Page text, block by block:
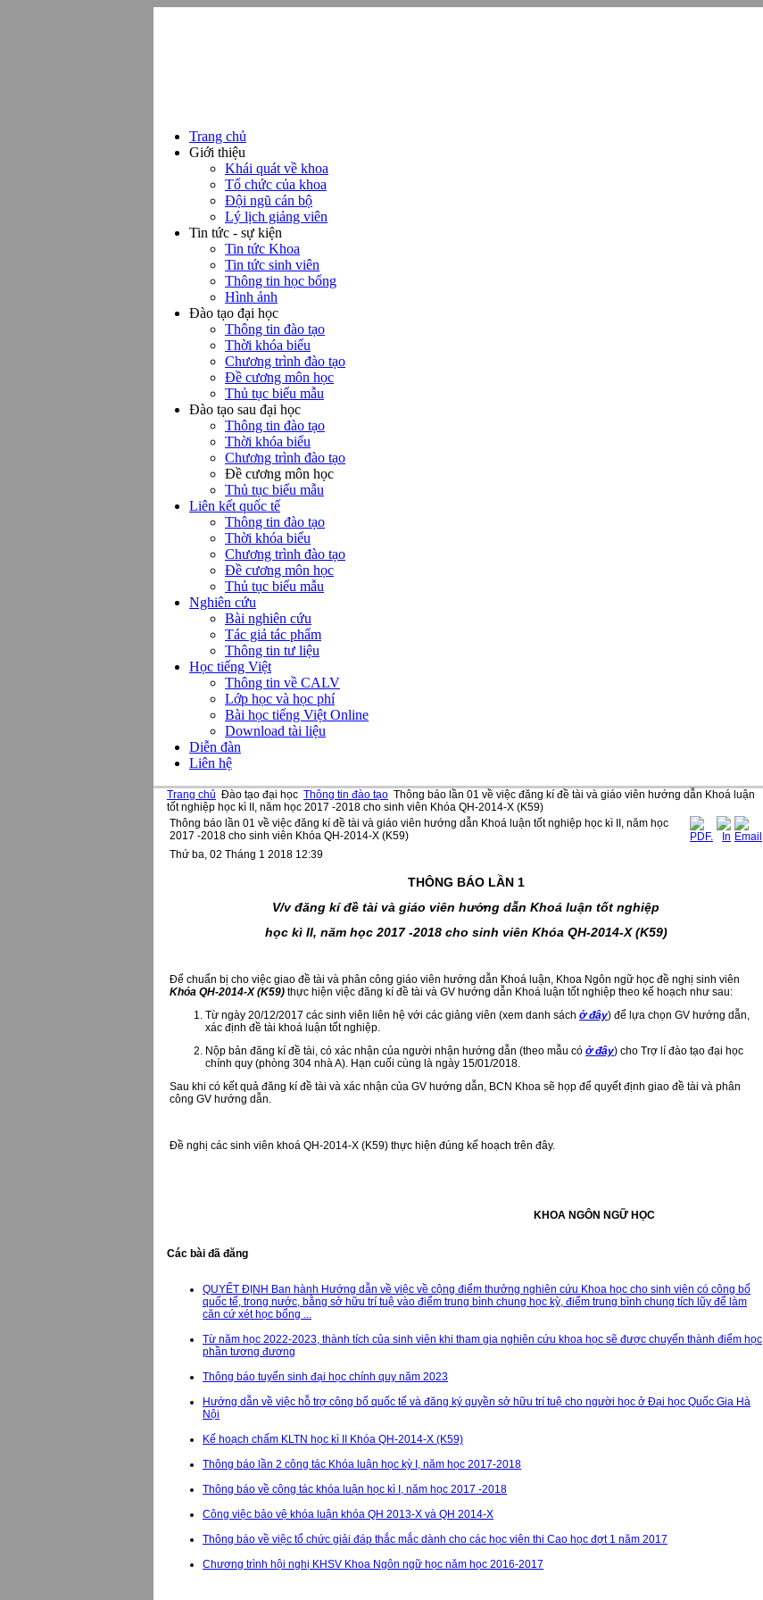
Trang chủ
Giới thiệu
Khái quát về khoa
Tổ chức của khoa
Đội ngũ cán bộ
Lý lịch giảng viên
Tin tức - sự kiện
Tin tức Khoa
Tin tức sinh viên
Thông tin học bổng
Hình ảnh
Đào tạo đại học
Thông tin đào tạo
Thời khóa biểu
Chương trình đào tạo
Đề cương môn học
Thủ tục biểu mẫu
Đào tạo sau đại học
Thông tin đào tạo
Thời khóa biểu
Chương trình đào tạo
Đề cương môn học
Thủ tục biểu mẫu
Liên kết quốc tế
Thông tin đào tạo
Thời khóa biểu
Chương trình đào tạo
Đề cương môn học
Thủ tục biểu mẫu
Nghiên cứu
Bài nghiên cứu
Tác giả tác phẩm
Thông tin tư liệu
Học tiếng Việt
Thông tin về CALV
Lớp học và học phí
Bài học tiếng Việt Online
Download tài liệu
Diễn đàn
Liên hệ
Trang chủ Đào tạo đại học Thông tin đào tạo Thông báo lần 01 về việc đăng kí đề tài và giáo viên hướng dẫn Khoá luận
tốt nghiệp học kì II, năm học 2017 -2018 cho sinh viên Khóa QH-2014-X (K59)
Thông báo lần 01 về việc đăng kí đề tài và giáo viên hướng dẫn Khoá luận tốt nghiệp học kì II, năm học
2017 -2018 cho sinh viên Khóa QH-2014-X (K59)
Thứ ba, 02 Tháng 1 2018 12:39
THÔNG BÁO LẦN 1
V/v đăng kí đề tài và giáo viên hướng dẫn Khoá luận tốt nghiệp
học kì II, năm học 2017 -2018 cho sinh viên Khóa QH-2014-X (K59)
Để chuẩn bị cho việc giao đề tài và phân công giáo viên hướng dẫn Khoá luận, Khoa Ngôn ngữ học đề nghị sinh viên
Khóa QH-2014-X (K59) thực hiện việc đăng kí đề tài và GV hướng dẫn Khoá luận tốt nghiệp theo kế hoạch như sau:
Từ ngày 20/12/2017 các sinh viên liên hệ với các giảng viên (xem danh sách ở đây) để lựa chọn GV hướng dẫn,
xác định đề tài khoá luận tốt nghiệp.
Nộp bản đăng kí đề tài, có xác nhận của người nhận hướng dẫn (theo mẫu có ở đây) cho Trợ lí đào tạo đại học
chính quy (phòng 304 nhà A). Hạn cuối cùng là ngày 15/01/2018.
Sau khi có kết quả đăng kí đề tài và xác nhận của GV hướng dẫn, BCN Khoa sẽ họp để quyết định giao đề tài và phân
công GV hướng dẫn.
Đề nghị các sinh viên khoá QH-2014-X (K59) thực hiện đúng kế hoạch trên đây.
KHOA NGÔN NGỮ HỌC
Các bài đã đăng
QUYẾT ĐỊNH Ban hành Hướng dẫn về việc về cộng điểm thưởng nghiên cứu Khoa học cho sinh viên có công bố
quốc tế, trong nước, bằng sở hữu trí tuệ vào điểm trung bình chung học kỳ, điểm trung bình chung tích lũy để làm
căn cứ xét học bổng ...
Từ năm học 2022-2023, thành tích của sinh viên khi tham gia nghiên cứu khoa học sẽ được chuyển thành điểm học
phần tương đương
Thông báo tuyển sinh đại học chính quy năm 2023
Hướng dẫn về việc hỗ trợ công bố quốc tế và đăng ký quyền sở hữu trí tuệ cho người học ở Đại học Quốc Gia Hà
Nội
Kế hoạch chấm KLTN học kì II Khóa QH-2014-X (K59)
Thông báo lần 2 công tác Khóa luận học kỳ I, năm học 2017-2018
Thông báo về công tác khóa luận học kì I, năm học 2017 -2018
Công việc bảo vệ khóa luận khóa QH 2013-X và QH 2014-X
Thông báo về việc tổ chức giải đáp thắc mắc dành cho các học viên thi Cao học đợt 1 năm 2017
Chương trình hội nghị KHSV Khoa Ngôn ngữ học năm học 2016-2017